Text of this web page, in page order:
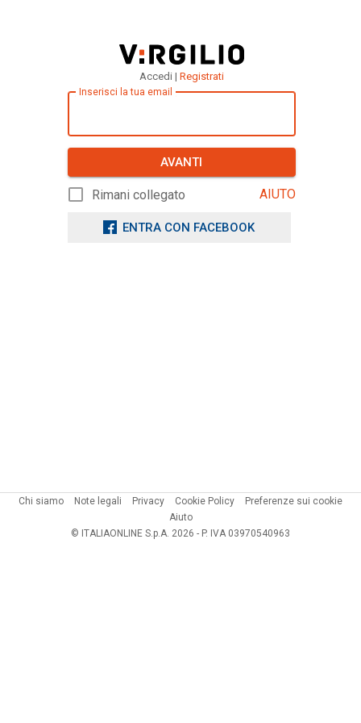
Accedi | Registrati
Inserisci la tua email
AVANTI
Rimani collegato AIUTO
ENTRA CON FACEBOOK
Chi siamo Note legali Privacy Cookie Policy
Preferenze sui cookie
Aiuto
© ITALIAONLINE S.p.A. 2026 - P. IVA 03970540963